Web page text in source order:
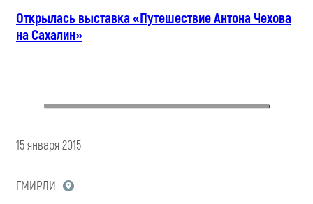
Открылась выставка «Путешествие Антона Чехова
на Сахалин»
15 января 2015
ГМИРЛИ